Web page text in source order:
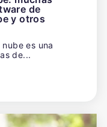
de
y otros
es una
de...